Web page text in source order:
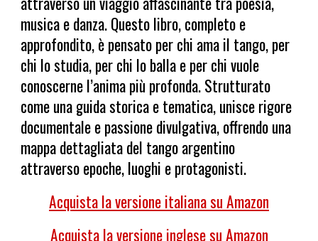
musica e danza. Questo libro, completo e
approfondito, è pensato per chi ama il tango, per
chi lo studia, per chi lo balla e per chi vuole
conoscerne l’anima più profonda. Strutturato
come una guida storica e tematica, unisce rigore
documentale e passione divulgativa, offrendo una
mappa dettagliata del tango argentino
attraverso epoche, luoghi e protagonisti.
Acquista la versione italiana su Amazon
Acquista la versione inglese su Amazon